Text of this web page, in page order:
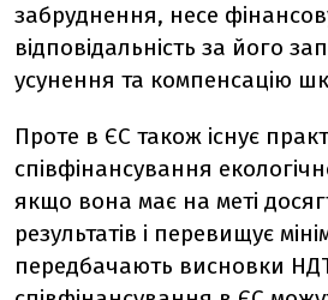
забруднення, несе
відповідальність за його
усунення та компенсацію
Проте в ЄС також існує
співфінансування
якщо вона має на меті
результатів і перевищує
передбачають висновки